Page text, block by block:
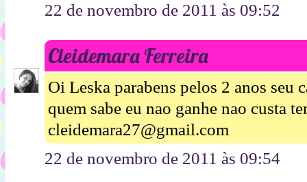
22 de novembro de 2011 às 09:52
Cleidemara Ferreira
Oi Leska parabens pelos 2 anos
quem sabe eu nao ganhe nao custa
cleidemara27@gmail.com
22 de novembro de 2011 às 09:54